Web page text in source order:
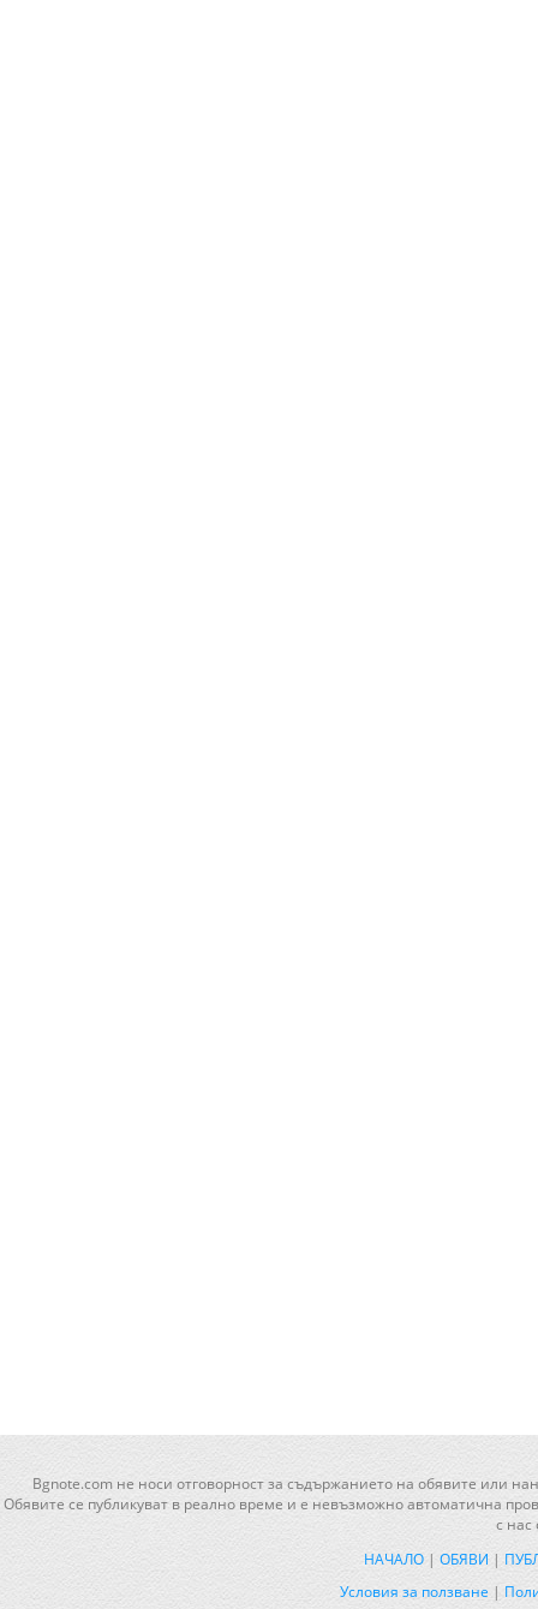
Bgnote.com не носи отговорност за съдържанието на обявите или
Обявите се публикуват в реално време и е невъзможно автоматична
с нас
НАЧАЛО | ОБЯВИ |
Условия за ползване |